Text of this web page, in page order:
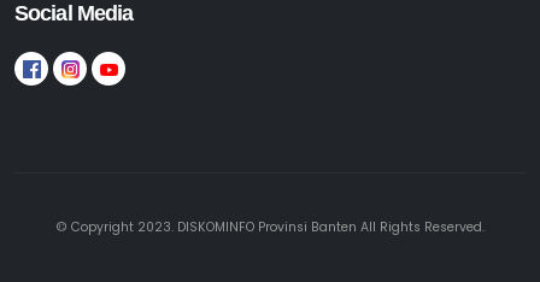
Social Media
© Copyright 2023. DISKOMINFO Provinsi Banten All Rights Reserved.